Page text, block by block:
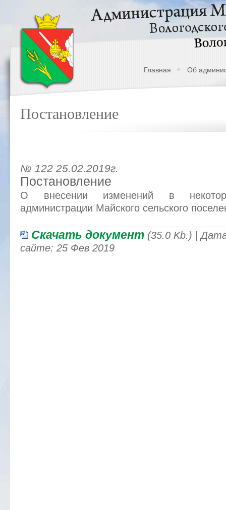
Главная Об
Постановление
№ 122 25.02.2019г.
Постановление
О внесении изменений в
администрации Майского сельского
Скачать документ (35.0 Kb.) |
сайте: 25 Фев 2019